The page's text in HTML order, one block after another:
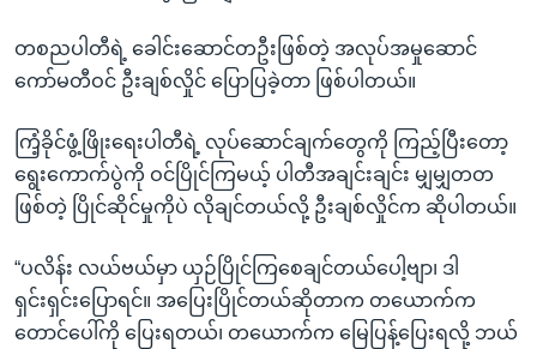
တစညပါတီရဲ့ ခေါင်းဆောင်တဦးဖြစ်တဲ့ အလုပ်အမှုဆောင်
ကော်မတီဝင် ဦးချစ်လှိုင် ပြောပြခဲ့တာ ဖြစ်ပါတယ်။
ကြံ့ခိုင်ဖွံ့ဖြိုးရေးပါတီရဲ့ လုပ်ဆောင်ချက်တွေကို ကြည့်ပြီးတော့
ရွေးကောက်ပွဲကို ဝင်ပြိုင်ကြမယ့် ပါတီအချင်းချင်း မျှမျှတတ
ဖြစ်တဲ့ ပြိုင်ဆိုင်မှုကိုပဲ လိုချင်တယ်လို့ ဦးချစ်လှိုင်က ဆိုပါတယ်။
“ပလိန်း လယ်ဗယ်မှာ ယှဉ်ပြိုင်ကြစေချင်တယ်ပေါ့ဗျာ၊ ဒါ
ရှင်းရှင်းပြောရင်။ အပြေးပြိုင်တယ်ဆိုတာက တယောက်က
တောင်ပေါ်ကို ပြေးရတယ်၊ တယောက်က မြေပြန့်ပြေးရလို့ ဘယ်